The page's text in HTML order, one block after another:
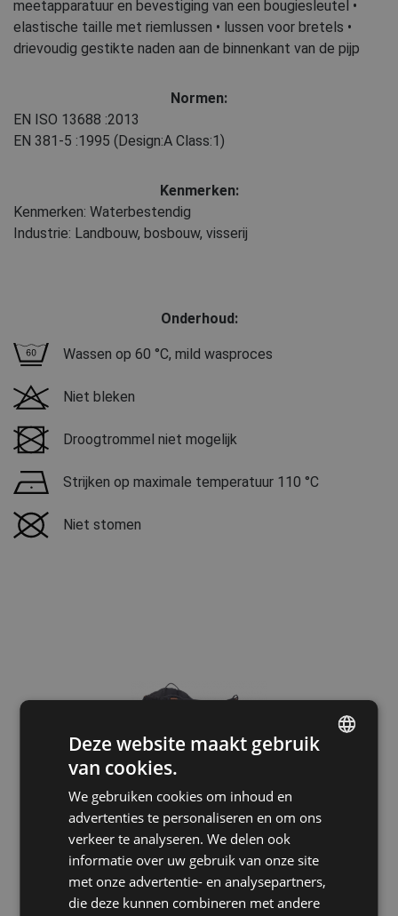
meetapparatuur en bevestiging van een bougiesleutel •
elastische taille met riemlussen • lussen voor bretels •
drievoudig gestikte naden aan de binnenkant van de pijp
Normen:
EN ISO 13688 :2013
EN 381-5 :1995 (Design:A Class:1)
Kenmerken:
Kenmerken: Waterbestendig
Industrie: Landbouw, bosbouw, visserij
Onderhoud:
Wassen op 60 °C, mild wasproces
Niet bleken
Droogtrommel niet mogelijk
Strijken op maximale temperatuur 110 °C
Niet stomen
CZECH
HUNGARIAN
SLOVAK
ROMANIAN
Deze website maakt gebruik
van cookies.
We gebruiken cookies om inhoud en
advertenties te personaliseren en om ons
verkeer te analyseren. We delen ook
informatie over uw gebruik van onze site
met onze advertentie- en analysepartners,
die deze kunnen combineren met andere